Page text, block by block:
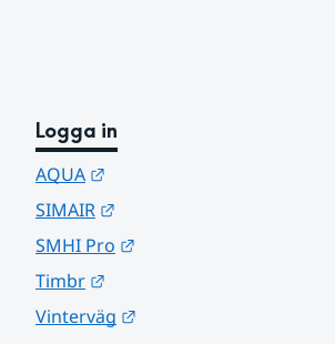
Logga in
AQUA
SIMAIR
SMHI Pro
Timbr
Vinterväg